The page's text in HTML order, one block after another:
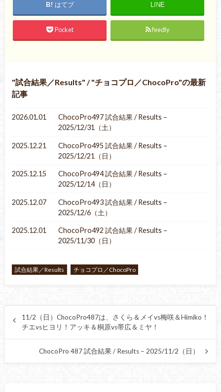
はてブ LINE
Pocket feedly
試合結果／Results / チョコプロ／ChocoPro の最新
記事
2026.01.01
ChocoPro497 試合結果 / Results –
2025/12/31（土）
2025.12.21
ChocoPro495 試合結果 / Results –
2025/12/21（日）
2025.12.15
ChocoPro494 試合結果 / Results –
2025/12/14（日）
2025.12.07
ChocoPro493 試合結果 / Results –
2025/12/6（土）
2025.12.01
ChocoPro492 試合結果 / Results –
2025/11/30（日）
試合結果／Results チョコプロ／ChocoPro
11/2（日）ChocoPro487は、さくら＆メイvs梅咲＆Himiko！
チエvsヒヨリ！アッキ＆桐原vs帯広＆ミヤ！
ChocoPro 487 試合結果 / Results – 2025/11/2（日）